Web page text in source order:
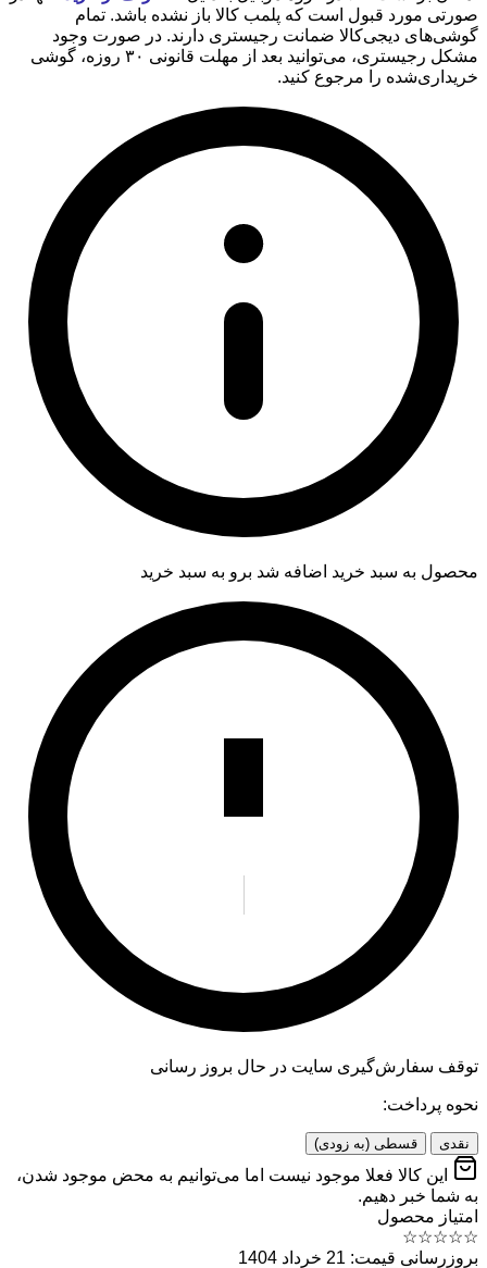
صورتی مورد قبول است که پلمب کالا باز نشده باشد. تمام
گوشی‌های دیجی‌کالا ضمانت رجیستری دارند. در صورت وجود
مشکل رجیستری، می‌توانید بعد از مهلت قانونی ۳۰ روزه، گوشی
خریداری‌شده را مرجوع کنید.
محصول به سبد خرید اضافه شد برو به سبد خرید
توقف سفارش‌گیری سایت در حال بروز رسانی
نحوه پرداخت:
نقدی قسطی (به زودی)
این کالا فعلا موجود نیست اما می‌توانیم به محض موجود شدن،
به شما خبر دهیم.
امتیاز محصول
☆
☆
☆
☆
☆
بروزرسانی قیمت: 21 خرداد 1404